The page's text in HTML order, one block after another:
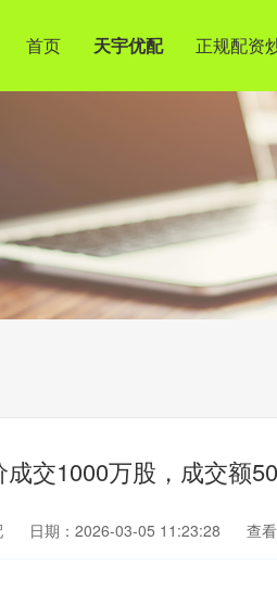
首页 天宇优配 正规配资
交1000万股，成交额
日期：2026-03-05 11:23:28 查